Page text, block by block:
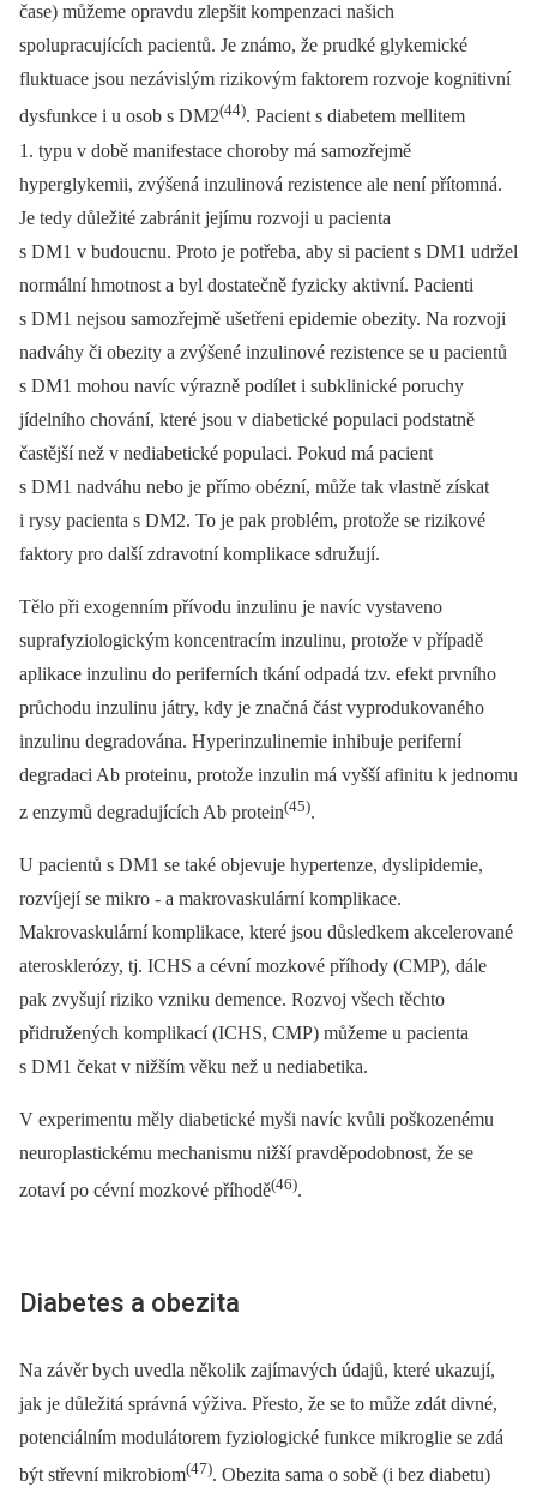
čase) můžeme opravdu zlepšit kompenzaci našich
spolupracujících pacientů. Je známo, že prudké glykemické
fluktuace jsou nezávislým rizikovým faktorem rozvoje kognitivní
dysfunkce i u osob s DM2(44). Pacient s diabetem mellitem
1. typu v době manifestace choroby má samozřejmě
hyperglykemii, zvýšená inzulinová rezistence ale není přítomná.
Je tedy důležité zabránit jejímu rozvoji u pacienta
s DM1 v budoucnu. Proto je potřeba, aby si pacient s DM1 udržel
normální hmotnost a byl dostatečně fyzicky aktivní. Pacienti
s DM1 nejsou samozřejmě ušetřeni epidemie obezity. Na rozvoji
nadváhy či obezity a zvýšené inzulinové rezistence se u pacientů
s DM1 mohou navíc výrazně podílet i subklinické poruchy
jídelního chování, které jsou v diabetické populaci podstatně
častější než v nediabetické populaci. Pokud má pacient
s DM1 nadváhu nebo je přímo obézní, může tak vlastně získat
i rysy pacienta s DM2. To je pak problém, protože se rizikové
faktory pro další zdravotní komplikace sdružují.
Tělo při exogenním přívodu inzulinu je navíc vystaveno
suprafyziologickým koncentracím inzulinu, protože v případě
aplikace inzulinu do periferních tkání odpadá tzv. efekt prvního
průchodu inzulinu játry, kdy je značná část vyprodukovaného
inzulinu degradována. Hyperinzulinemie inhibuje periferní
degradaci Ab proteinu, protože inzulin má vyšší afinitu k jednomu
z enzymů degradujících Ab protein(45).
U pacientů s DM1 se také objevuje hypertenze, dyslipidemie,
rozvíjejí se mikro -⁠ a makrovaskulární komplikace.
Makrovaskulární komplikace, které jsou důsledkem akcelerované
aterosklerózy, tj. ICHS a cévní mozkové příhody (CMP), dále
pak zvyšují riziko vzniku demence. Rozvoj všech těchto
přidružených komplikací (ICHS, CMP) můžeme u pacienta
s DM1 čekat v nižším věku než u nediabetika.
V experimentu měly diabetické myši navíc kvůli poškozenému
neuroplastickému mechanismu nižší pravděpodobnost, že se
zotaví po cévní mozkové příhodě(46).
Diabetes a obezita
Na závěr bych uvedla několik zajímavých údajů, které ukazují,
jak je důležitá správná výživa. Přesto, že se to může zdát divné,
potenciálním modulátorem fyziologické funkce mikro­glie se zdá
být střevní mikrobiom(47). Obezita sama o sobě (i bez diabetu)